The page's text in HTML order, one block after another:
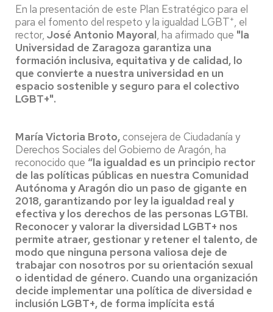
En la presentación de este Plan Estratégico para el
para el fomento del respeto y la igualdad LGBT+, el
rector, José Antonio Mayoral, ha afirmado que "la
Universidad de Zaragoza garantiza una
formación inclusiva, equitativa y de calidad, lo
que convierte a nuestra universidad en un
espacio sostenible y seguro para el colectivo
LGBT+".
María Victoria Broto,consejera de Ciudadanía y
Derechos Sociales del Gobierno de Aragón, ha
reconocido que “la igualdad es un principio rector
de las políticas públicas en nuestra Comunidad
Autónoma y Aragón dio un paso de gigante en
2018, garantizando por ley la igualdad real y
efectiva y los derechos de las personas LGTBI.
Reconocer y valorar la diversidad LGBT+ nos
permite atraer, gestionar y retener el talento, de
modo que ninguna persona valiosa deje de
trabajar con nosotros por su orientación sexual
o identidad de género. Cuando una organización
decide implementar una política de diversidad e
inclusión LGBT+, de forma implícita está